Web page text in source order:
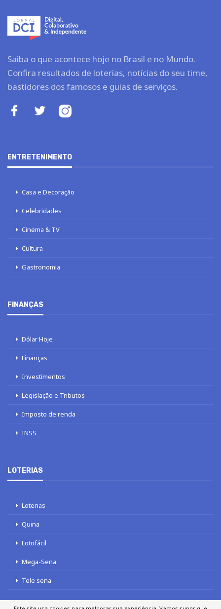
Saiba o que acontece hoje no Brasil e no Mundo.
Confira resultados de loterias, notícias do seu time,
bastidores dos famosos e guias de serviços.
ENTRETENIMENTO
Casa e Decoração
Celebridades
Cinema & TV
Cultura
Gastronomia
FINANÇAS
Dólar Hoje
Finanças
Investimentos
Legislação e Tributos
Imposto de renda
INSS
LOTERIAS
Loterias
Quina
Lotofácil
Mega-Sena
Tele sena